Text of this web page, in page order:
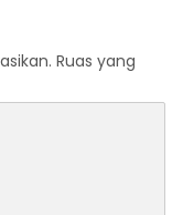
Ruas yang